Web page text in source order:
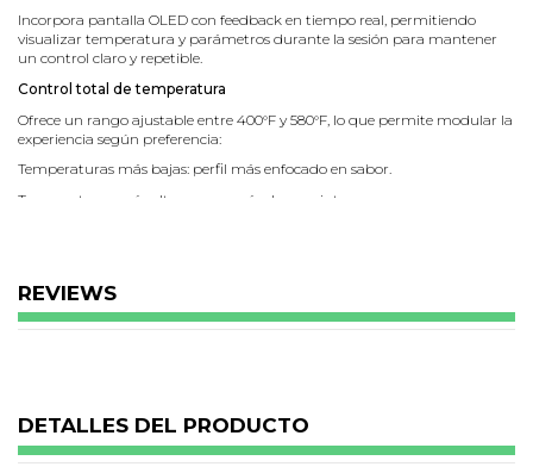
Incorpora pantalla OLED con feedback en tiempo real, permitiendo
visualizar temperatura y parámetros durante la sesión para mantener
un control claro y repetible.
Control total de temperatura
Ofrece un rango ajustable entre 400°F y 580°F, lo que permite modular la
experiencia según preferencia:
Temperaturas más bajas: perfil más enfocado en sabor.
Temperaturas más altas: vapor más denso e intenso.
Sistema Cloud 3 y accesorios incluidos
La cámara cerámica 360° favorece una entrega de calor homogénea,
material dentro de la cámara, optimizando la exposición al calor.
Además, los accesorios integrados simplifican la limpieza y el
mantenimiento entre sesiones.
REVIEWS
DETALLES DEL PRODUCTO